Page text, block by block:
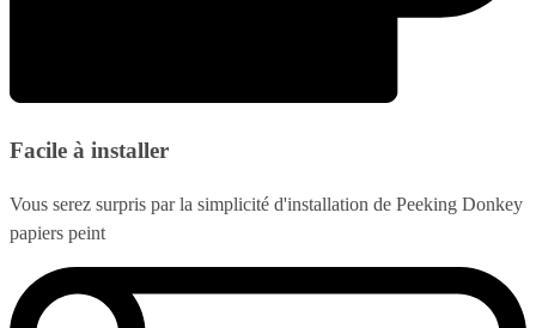
Facile à installer
Vous serez surpris par la simplicité d'installation de Peeking Donkey
papiers peint